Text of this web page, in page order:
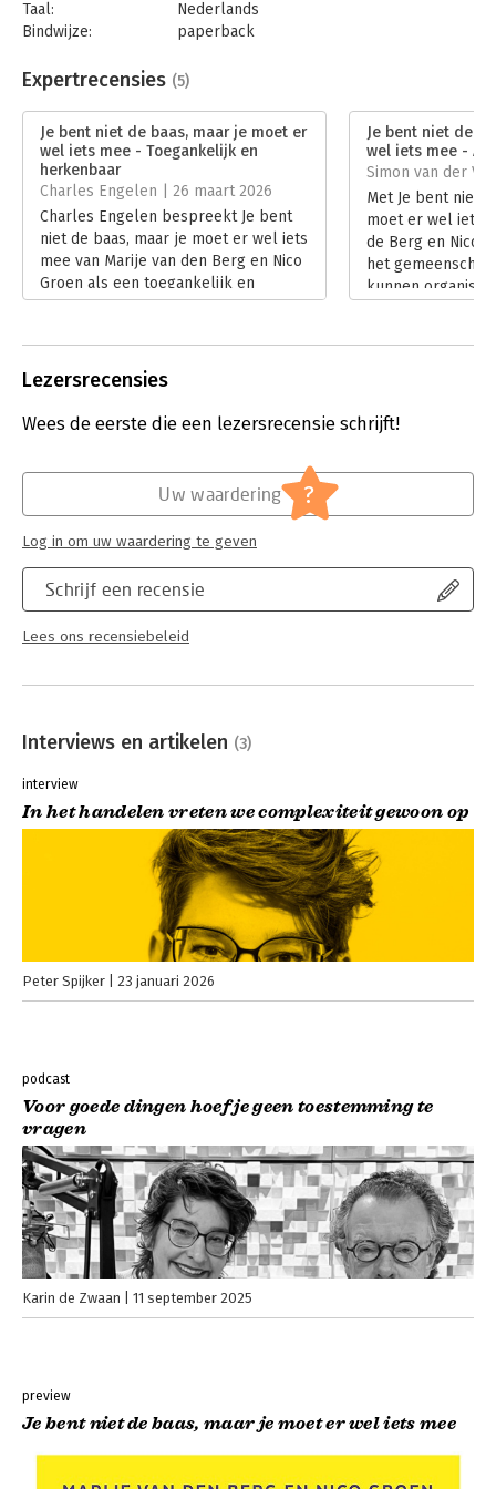
Verwacht geen handleiding of stappenplan. Dit is een helpend
boek over hoe we het gemeenschappelijke organiseren, maar
wachten tot een ander het oplost.
Voor de meeste goede dingen hoef je geen toestemming te
vragen.
Taal:
Nederlands
Bindwijze:
paperback
Uitgever:
Verhaal met Impact
Verschijningsdatum:
3-7-2025
Hoofdrubriek: Algemeen management
Expertrecensies (5)
Je bent niet de baas, maar je moet er
wel iets mee - Toegankelijk en
herkenbaar
Charles Engelen | 26 maart 2026
Charles Engelen bespreekt Je bent
niet de baas, maar je moet er wel iets
mee van Marije van den Berg en Nico
Groen als een toegankelijk en
inspirerend boek over invloed
de koppeling met systeemdenken,
maar plaatst ook kritische
toepasbaarheid.
Je bent niet de
wel iets mee -
Simon van der
Met Je bent niet
moet er wel iets
de Berg en Nico
het
kunnen
Lezersrecensies
Wees de eerste die een lezersrecensie schrijft!
Schrijf een recensie
Lees ons recensiebeleid
Uw waardering ?
Log in om uw waardering te geven
Interviews en artikelen (3)
interview
In het handelen vreten we complexiteit gewoon op
Peter Spijker 23 januari 2026
podcast
Voor goede dingen hoef je geen toestemming te
vragen
Karin de Zwaan 11 september 2025
preview
Je bent niet de baas, maar je moet er wel iets mee